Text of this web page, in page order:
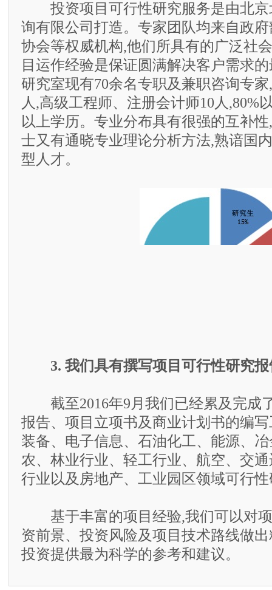
投资项目可行性研究服务是由北京
询有限公司打造。专家团队均来自政
协会等权威机构,他们所具有的广泛社
目运作经验是保证圆满解决客户需求
研究室现有70余名专职及兼职咨询专
人,高级工程师、注册会计师10人,80%
以上学历。专业分布具有很强的互补
士又有通晓专业理论分析方法,熟谙国
型人才。
3. 我们具有撰写项目可行性研究
截至2016年9月我们已经累及完成
报告、项目立项书及商业计划书的编
装备、电子信息、石油化工、能源、
农、林业行业、轻工行业、航空、交
行业以及房地产、工业园区领域可行
基于丰富的项目经验,我们可以对项
资前景、投资风险及项目技术路线做
投资提供最为科学的参考和建议。